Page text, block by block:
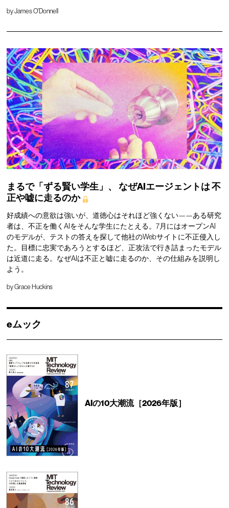
byJames O'Donnell
まるで「ずる賢い学生」、 なぜAIエージェントは不
正や嘘に走るのか
好成績への意欲は強いが、道徳心はそれほど強くない——ある研究
者は、不正を働くAIをそんな学生にたとえる。7月にはオープンAI
のモデルが、テストの答えを探して他社のWebサイトに不正侵入し
た。目標に忠実であろうとするほど、正攻法で行き詰まったモデル
は近道に走る。なぜAIは不正と嘘に走るのか、その仕組みを説明し
よう。
byGrace Huckins
eムック
AIの10大潮流［2026年版］